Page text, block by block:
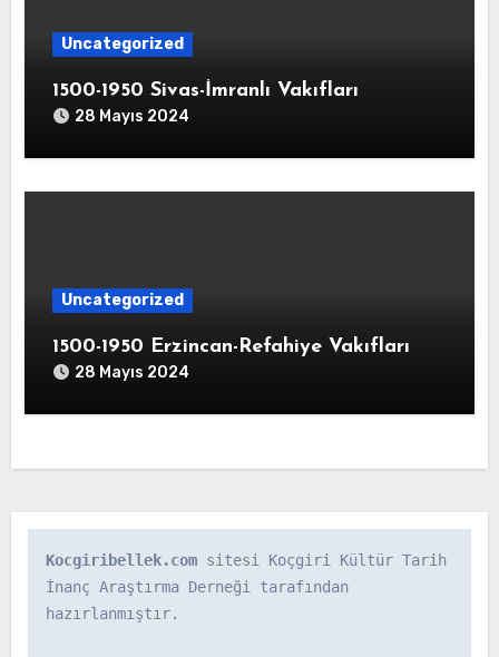
Uncategorized
1500-1950 Sivas-İmranlı Vakıfları
28 Mayıs 2024
Uncategorized
1500-1950 Erzincan-Refahiye Vakıfları
28 Mayıs 2024
Kocgiribellek.com sitesi Koçgiri Kültür Tarih
İnanç Araştırma Derneği tarafından
hazırlanmıştır.